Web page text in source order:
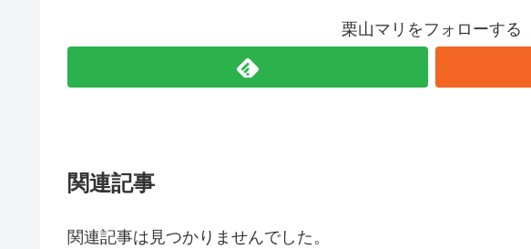
栗山マリをフォローする
関連記事
関連記事は見つかりませんでした。